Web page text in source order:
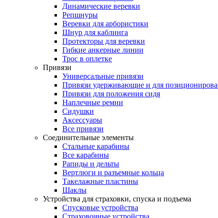
Динамические веревки
Репшнуры
Веревки для арбористики
Шнур для каблинга
Протекторы для веревки
Гибкие анкерные линии
Трос в оплетке
Привязи
Универсальные привязи
Привязи удерживающие и для
Привязи для положения сидя
Наплечные ремни
Сидушки
Аксессуары
Все привязи
Соединительные элементы
Стальные карабины
Все карабины
Рапиды и дельты
Вертлюги и разъемные кольца
Такелажные пластины
Шаклы
Устройства для страховки, спуска и подъема
Спусковые устройства
Страховочные устройства